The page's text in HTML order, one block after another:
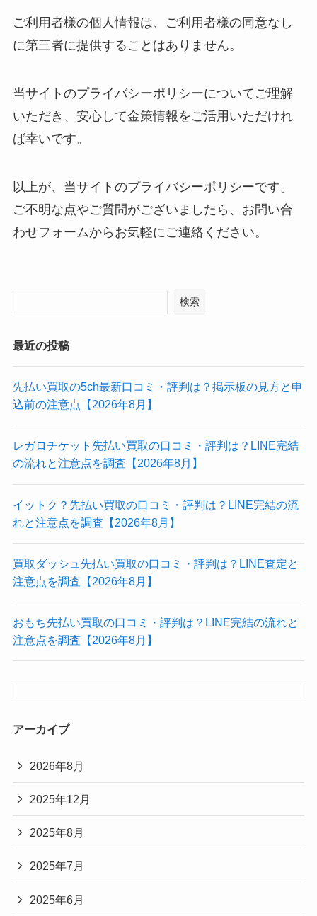
ご利用者様の個人情報は、ご利用者様の同意なし
に第三者に提供することはありません。
当サイトのプライバシーポリシーについてご理解
いただき、安心して金策情報をご活用いただけれ
ば幸いです。
以上が、当サイトのプライバシーポリシーです。
ご不明な点やご質問がございましたら、お問い合
わせフォームからお気軽にご連絡ください。
検索
最近の投稿
先払い買取の5ch最新口コミ・評判は？掲示板の見方と申
込前の注意点【2026年8月】
レガロチケット先払い買取の口コミ・評判は？LINE完結
の流れと注意点を調査【2026年8月】
イットク？先払い買取の口コミ・評判は？LINE完結の流
れと注意点を調査【2026年8月】
買取ダッシュ先払い買取の口コミ・評判は？LINE査定と
注意点を調査【2026年8月】
おもち先払い買取の口コミ・評判は？LINE完結の流れと
注意点を調査【2026年8月】
アーカイブ
2026年8月
2025年12月
2025年8月
2025年7月
2025年6月